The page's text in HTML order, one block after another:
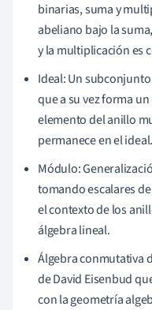
binarias, suma y
abeliano bajo la
y la multiplicación es
Ideal: Un
que a su vez forma
elemento del anillo
permanece en el ideal.
Módulo:
tomando escalares
el contexto de los
álgebra lineal.
Álgebra conmutativa
de David Eisenbud
con la geometría